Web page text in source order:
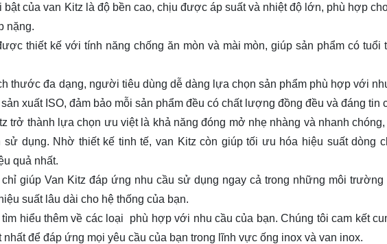
bật của van Kitz là độ bền cao, chịu được áp suất và nhiệt độ lớn, phù hợp
nặng.
thiết kế với tính năng chống ăn mòn và mài mòn, giúp sản phẩm có tuổi
thước đa dạng, người tiêu dùng dễ dàng lựa chọn sản phẩm phù hợp với
xuất ISO, đảm bảo mỗi sản phẩm đều có chất lượng đồng đều và đáng tin
trở thành lựa chọn ưu việt là khả năng đóng mở nhẹ nhàng và nhanh
dụng. Nhờ thiết kế tinh tế, van Kitz còn giúp tối ưu hóa hiệu suất dòng
quả nhất.
giúp Van Kitz đáp ứng nhu cầu sử dụng ngay cả trong những môi trường
suất lâu dài cho hệ thống của bạn.
hiểu thêm về các loại phù hợp với nhu cầu của bạn. Chúng tôi cam kết
để đáp ứng mọi yêu cầu của bạn trong lĩnh vực ống inox và van inox.